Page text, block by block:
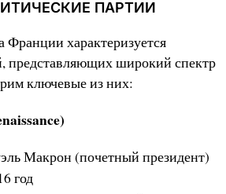
ПАРТИИ
Франции характеризуется
представляющих широкий спектр
ключевые из них:
Макрон (почетный президент)
год